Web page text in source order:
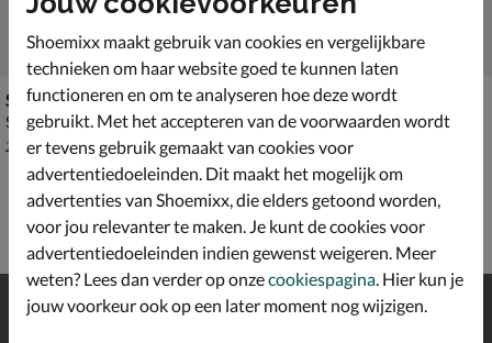
Skechers Prestige Tee
Shirt - grijs
van € 29,99 voor € 15,00
29 99 15, 00
Skechers Off-Duty Polo
Shirt - blauw
€ 39,99
39,99
verzending en retour*
Shoemixx maakt gebruik van cookies en vergelijkbare
technieken om haar website goed te kunnen laten
functioneren en om te analyseren hoe deze wordt
gebruikt. Met het accepteren van de voorwaarden wordt
er tevens gebruik gemaakt van cookies voor
advertentiedoeleinden. Dit maakt het mogelijk om
advertenties van Shoemixx, die elders getoond worden,
voor jou relevanter te maken. Je kunt de cookies voor
advertentiedoeleinden indien gewenst weigeren. Meer
weten? Lees dan verder op onzecookiespagina . Hier kun je
jouw voorkeur ook op een later moment nog wijzigen.